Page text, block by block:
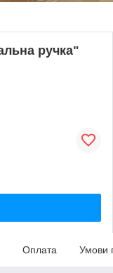
ручка"
Оплата Умови